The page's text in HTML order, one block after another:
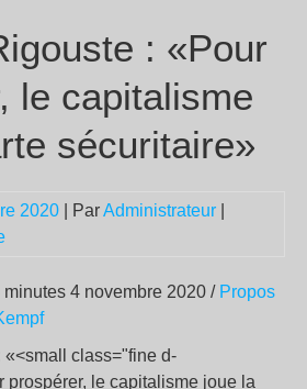
: «Pour
le capitalisme
sécuritaire»
2020 | ParAdministrateur
4 novembre 2020 / Propos